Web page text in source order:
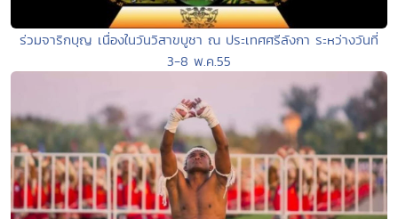
ร่วมจาริกบุญ เนื่องในวันวิสาขบูชา ณ ประเทศศรีลังกา ระหว่างวันที่
3-8 พ.ค.55